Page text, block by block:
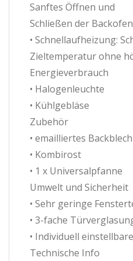
Sanftes Öffnen und
Schließen der
• Schnellaufheizung:
Zieltemperatur ohne
Energieverbrauch
• Halogenleuchte
• Kühlgebläse
Zubehör
• emailliertes Backblech
• Kombirost
• 1 x Universalpfanne
Umwelt und Sicherheit
• Sehr geringe
• 3-fache
• Individuell
Technische Info